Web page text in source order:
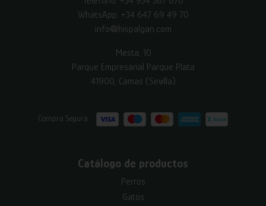
WhatsApp: +34 647 69 49 70
info@hispalgan.com
Mesta, 10
Parque Empresarial Parque Plata
41900, Camas (Sevilla)
Compra Segura:
Catálogo de productos
Perros
Gatos